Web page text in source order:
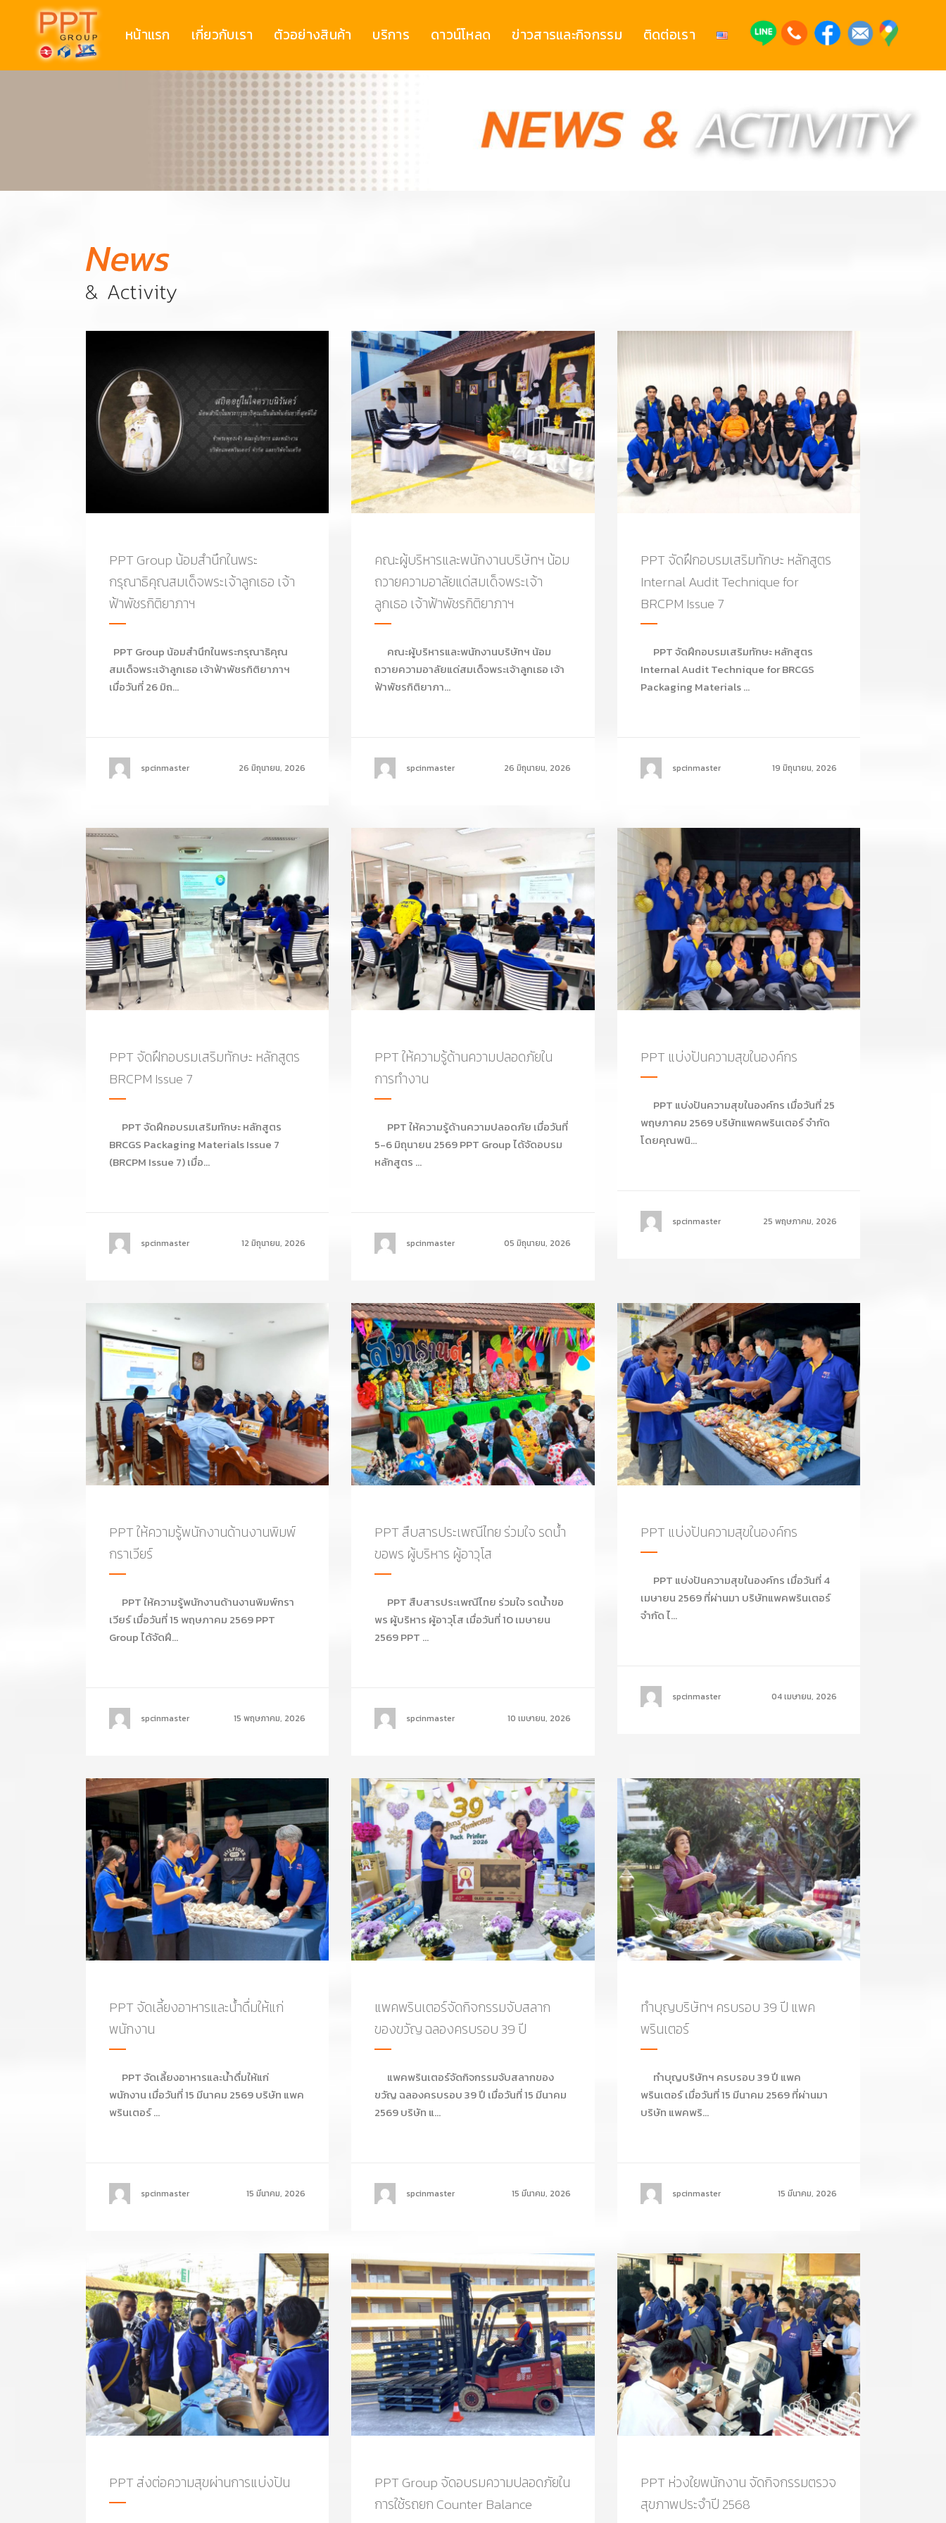
หน้าแรก เกี่ยวกับเรา ตัวอย่างสินค้า บริการ ดาวน์โหลด ข่าวสารและกิจกรรม ติดต่อเรา
PPT Group น้อมสำนึกในพระ
กรุณาธิคุณสมเด็จพระเจ้าลูกเธอ เจ้า
ฟ้าพัชรกิติยาภาฯ
PPT Group น้อมสำนึกในพระกรุณาธิคุณ
สมเด็จพระเจ้าลูกเธอ เจ้าฟ้าพัชรกิติยาภาฯ
เมื่อวันที่ 26 มิถ...
spcinmaster 26 มิถุนายน, 2026
คณะผู้บริหารและพนักงานบริษัทฯ น้อม
ถวายความอาลัยแด่สมเด็จพระเจ้า
ลูกเธอ เจ้าฟ้าพัชรกิติยาภาฯ
คณะผู้บริหารและพนักงานบริษัทฯ น้อม
ถวายความอาลัยแด่สมเด็จพระเจ้าลูกเธอ เจ้า
ฟ้าพัชรกิติยาภา...
spcinmaster 26 มิถุนายน, 2026
PPT จัดฝึกอบรมเสริมทักษะ หลักสูตร
Internal Audit Technique for
BRCPM Issue 7
PPT จัดฝึกอบรมเสริมทักษะ หลักสูตร
Internal Audit Technique for BRCGS
Packaging Materials ...
spcinmaster 19 มิถุนายน, 2026
PPT จัดฝึกอบรมเสริมทักษะ หลักสูตร
BRCPM Issue 7
PPT จัดฝึกอบรมเสริมทักษะ หลักสูตร
BRCGS Packaging Materials Issue 7
(BRCPM Issue 7) เมื่อ...
spcinmaster 12 มิถุนายน, 2026
PPT ให้ความรู้ด้านความปลอดภัยใน
การทำงาน
PPT ให้ความรู้ด้านความปลอดภัย เมื่อวันที่
5-6 มิถุนายน 2569 PPT Group ได้จัดอบรม
หลักสูตร ...
spcinmaster 05 มิถุนายน, 2026
PPT แบ่งปันความสุขในองค์กร
PPT แบ่งปันความสุขในองค์กร เมื่อวันที่ 25
พฤษภาคม 2569 บริษัทแพคพรินเตอร์ จำกัด
โดยคุณพนิ...
spcinmaster 25 พฤษภาคม, 2026
PPT ให้ความรู้พนักงานด้านงานพิมพ์
กราเวียร์
PPT ให้ความรู้พนักงานด้านงานพิมพ์กรา
เวียร์ เมื่อวันที่ 15 พฤษภาคม 2569 PPT
Group ได้จัดฝึ...
spcinmaster 15 พฤษภาคม, 2026
PPT สืบสารประเพณีไทย ร่วมใจ รดน้ำ
ขอพร ผู้บริหาร ผู้อาวุโส
PPT สืบสารประเพณีไทย ร่วมใจ รดน้ำขอ
พร ผู้บริหาร ผู้อาวุโส เมื่อวันที่ 10 เมษายน
2569 PPT ...
spcinmaster 10 เมษายน, 2026
PPT แบ่งปันความสุขในองค์กร
PPT แบ่งปันความสุขในองค์กร เมื่อวันที่ 4
เมษายน 2569 ที่ผ่านมา บริษัทแพคพรินเตอร์
จำกัด ไ...
spcinmaster 04 เมษายน, 2026
PPT จัดเลี้ยงอาหารและน้ำดื่มให้แก่
พนักงาน
PPT จัดเลี้ยงอาหารและน้ำดื่มให้แก่
พนักงาน เมื่อวันที่ 15 มีนาคม 2569 บริษัท แพค
พรินเตอร์ ...
spcinmaster 15 มีนาคม, 2026
แพคพรินเตอร์จัดกิจกรรมจับสลาก
ของขวัญ ฉลองครบรอบ 39 ปี
แพคพรินเตอร์จัดกิจกรรมจับสลากของ
ขวัญ ฉลองครบรอบ 39 ปี เมื่อวันที่ 15 มีนาคม
2569 บริษัท แ...
spcinmaster 15 มีนาคม, 2026
ทำบุญบริษัทฯ ครบรอบ 39 ปี แพค
พรินเตอร์
ทำบุญบริษัทฯ ครบรอบ 39 ปี แพค
พรินเตอร์ เมื่อวันที่ 15 มีนาคม 2569 ที่ผ่านมา
บริษัท แพคพริ...
spcinmaster 15 มีนาคม, 2026
PPT ส่งต่อความสุขผ่านการแบ่งปัน
PPT Group จัดอบรมความปลอดภัยใน
การใช้รถยก Counter Balance
PPT ห่วงใยพนักงาน จัดกิจกรรมตรวจ
สุขภาพประจำปี 2568